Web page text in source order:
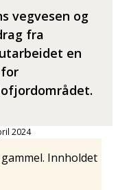
vegvesen og
fra
en
2024
Innholdet